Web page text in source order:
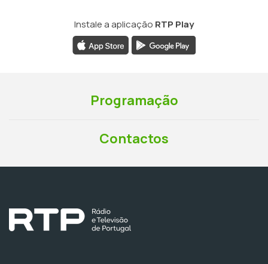
Instale a aplicação RTP Play
Programação
Contactos